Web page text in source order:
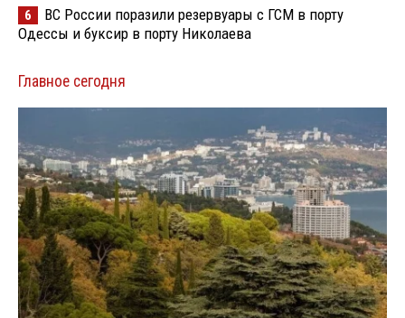
6
ВС России поразили резервуары с ГСМ в порту
Одессы и буксир в порту Николаева
Главное сегодня